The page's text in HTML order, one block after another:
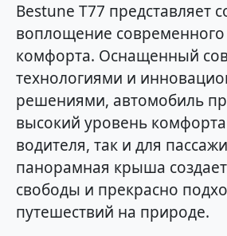
Bestune T77 представляет
воплощение современного
комфорта. Оснащенный
технологиями и
решениями, автомобиль
высокий уровень комфорта
водителя, так и для
панорамная крыша
свободы и прекрасно
путешествий на природе.